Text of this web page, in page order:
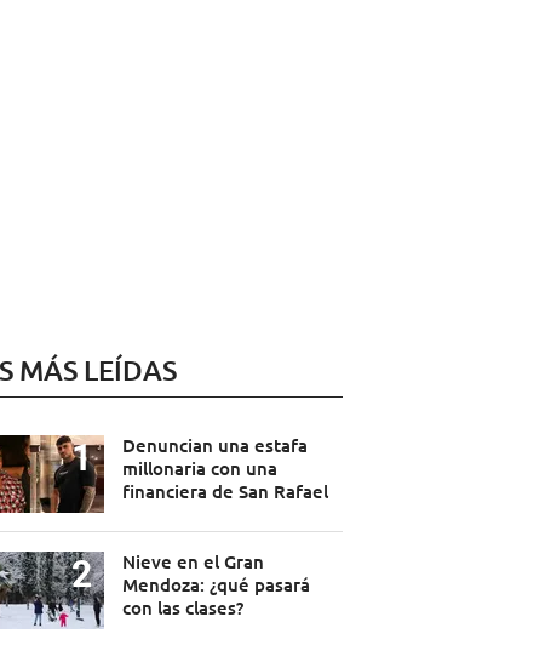
MÁS LEÍDAS
Denuncian una estafa
millonaria con una
financiera de San Rafael
Nieve en el Gran
Mendoza: ¿qué pasará
con las clases?